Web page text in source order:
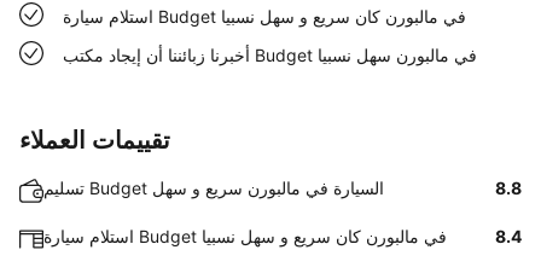
استلام سيارة Budget في مالبورن كان سريع و سهل نسبيا
أخبرنا زبائننا أن إيجاد مكتب Budget في مالبورن سهل نسبيا
تقييمات العملاء
تسليم Budget السيارة في مالبورن سريع و سهل 8.8
استلام سيارة Budget في مالبورن كان سريع و سهل نسبيا 8.4